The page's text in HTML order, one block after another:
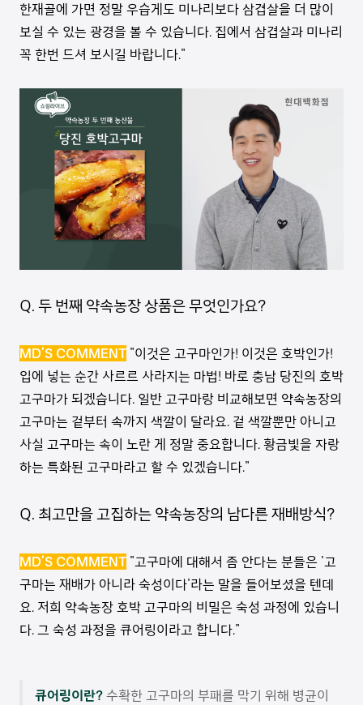
한재골에 가면 정말 우습게도 미나리보다 삼겹살을 더 많이
보실 수 있는 광경을 볼 수 있습니다. 집에서 삼겹살과 미나리
꼭 한번 드셔 보시길 바랍니다."
Q. 두 번째 약속농장 상품은 무엇인가요?
MD’S COMMENT "이것은 고구마인가! 이것은 호박인가!
입에 넣는 순간 사르르 사라지는 마법! 바로 충남 당진의 호박
고구마가 되겠습니다. 일반 고구마랑 비교해보면 약속농장의
고구마는 겉부터 속까지 색깔이 달라요. 겉 색깔뿐만 아니고
사실 고구마는 속이 노란 게 정말 중요합니다. 황금빛을 자랑
하는 특화된 고구마라고 할 수 있겠습니다."
Q. 최고만을 고집하는 약속농장의 남다른 재배방식?
MD’S COMMENT "고구마에 대해서 좀 안다는 분들은 '고
구마는 재배가 아니라 숙성이다'라는 말을 들어보셨을 텐데
요. 저희 약속농장 호박 고구마의 비밀은 숙성 과정에 있습니
다. 그 숙성 과정을 큐어링이라고 합니다."
큐어링이란? 수확한 고구마의 부패를 막기 위해 병균이